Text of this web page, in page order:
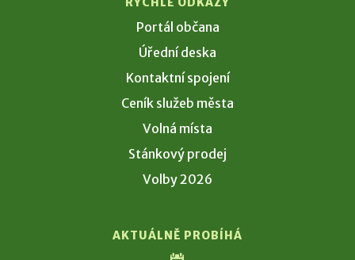
Portál občana
Úřední deska
Kontaktní spojení
Ceník služeb města
Volná místa
Stánkový prodej
Volby 2026
AKTUÁLNĚ PROBÍHÁ